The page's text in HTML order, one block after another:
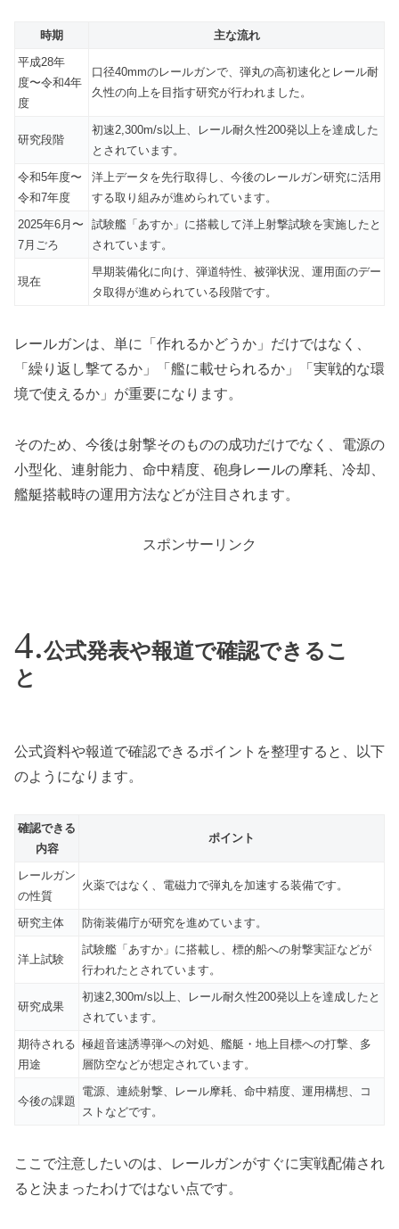
時期
主な流れ
平成28年
度〜令和4年
度
口径40mmのレールガンで、弾丸の高初速化とレール耐
久性の向上を目指す研究が行われました。
研究段階
初速2,300m/s以上、レール耐久性200発以上を達成した
とされています。
令和5年度〜
令和7年度
洋上データを先行取得し、今後のレールガン研究に活用
する取り組みが進められています。
2025年6月〜
7月ごろ
試験艦「あすか」に搭載して洋上射撃試験を実施したと
されています。
現在
早期装備化に向け、弾道特性、被弾状況、運用面のデー
タ取得が進められている段階です。
レールガンは、単に「作れるかどうか」だけではなく、
「繰り返し撃てるか」「艦に載せられるか」「実戦的な環
境で使えるか」が重要になります。
そのため、今後は射撃そのものの成功だけでなく、電源の
小型化、連射能力、命中精度、砲身レールの摩耗、冷却、
艦艇搭載時の運用方法などが注目されます。
スポンサーリンク
公式発表や報道で確認できるこ
と
公式資料や報道で確認できるポイントを整理すると、以下
のようになります。
確認できる
内容
ポイント
レールガン
の性質
火薬ではなく、電磁力で弾丸を加速する装備です。
研究主体 防衛装備庁が研究を進めています。
洋上試験
試験艦「あすか」に搭載し、標的船への射撃実証などが
行われたとされています。
研究成果
初速2,300m/s以上、レール耐久性200発以上を達成したと
されています。
期待される
用途
極超音速誘導弾への対処、艦艇・地上目標への打撃、多
層防空などが想定されています。
今後の課題
電源、連続射撃、レール摩耗、命中精度、運用構想、コ
ストなどです。
ここで注意したいのは、レールガンがすぐに実戦配備され
ると決まったわけではない点です。